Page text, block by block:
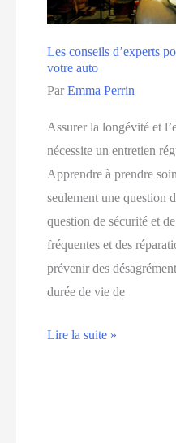
Les conseils d’experts
votre auto
ParEmma Perrin
Assurer la longévité et
nécessite un entretien
Apprendre à prendre
seulement une question
question de sécurité et
fréquentes et des
prévenir des
durée de vie de
Les
Lire la suite »